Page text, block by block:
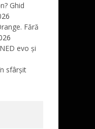
Ghid
Fără
evo și
sfârșit